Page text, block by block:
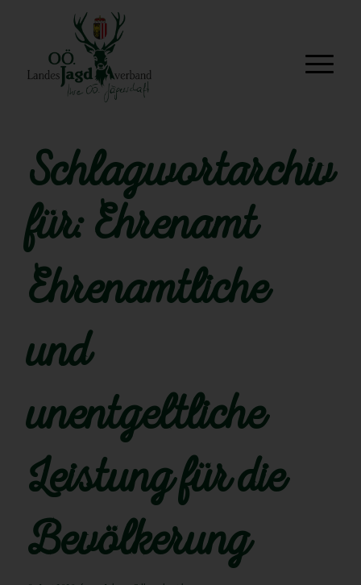
Schlagwortarchiv
für: Ehrenamt
Ehrenamtliche
und
unentgeltliche
Leistung für die
Bevölkerung